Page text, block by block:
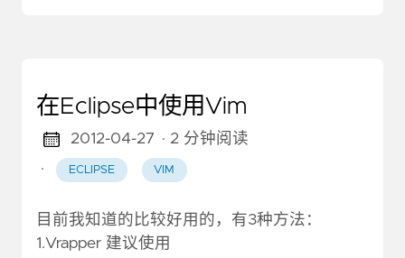
在Eclipse中使用Vim
2012-04-27 · 2 分钟阅读
·
ECLIPSE VIM
目前我知道的比较好用的，有3种方法：
1.Vrapper 建议使用